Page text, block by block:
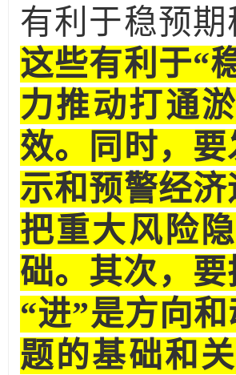
有利于稳预
这些有利于“
力推动打通
效。同时，
示和预警经
把重大风险
础。其次，
“进”是方向
题的基础和